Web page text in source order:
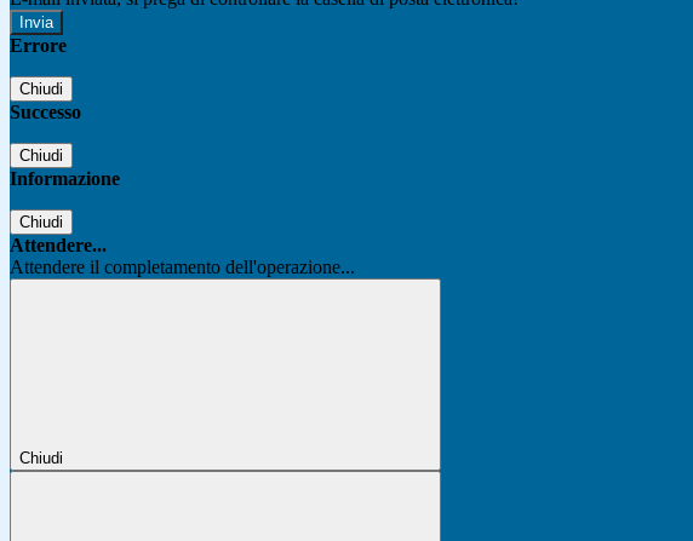
Errore
Chiudi
Successo
Chiudi
Informazione
Chiudi
Attendere...
Attendere il completamento dell'operazione...
Chiudi